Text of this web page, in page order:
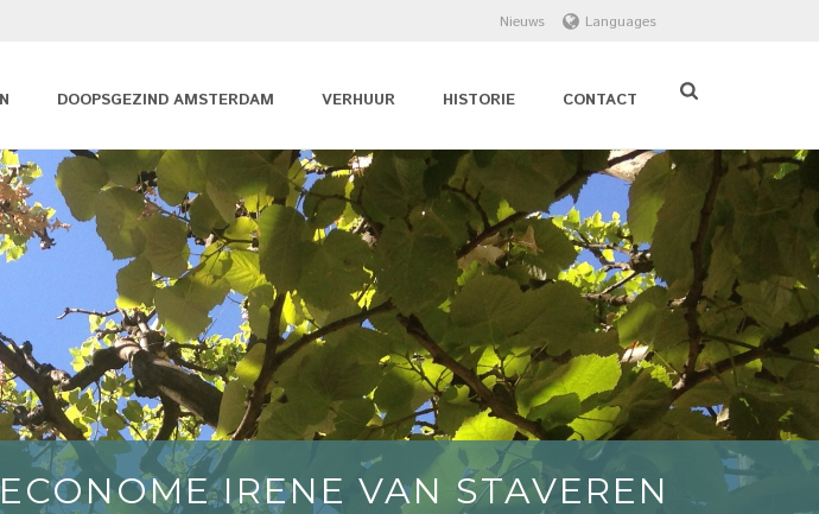
Nieuws Languages
DOOPSGEZIND AMSTERDAM VERHUUR HISTORIE CONTACT
IRENE VAN STAVEREN